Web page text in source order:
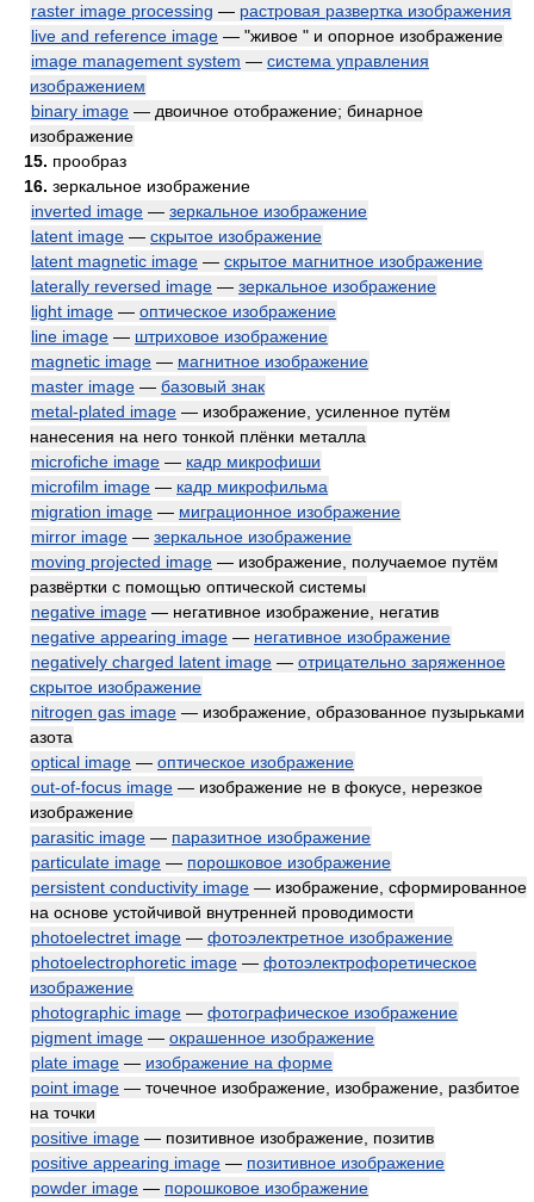
raster image processing — растровая развертка изображения
live and reference image — "живое " и опорное изображение
image management system — система управления
изображением
binary image — двоичное отображение; бинарное
изображение
15. прообраз
16. зеркальное изображение
inverted image — зеркальное изображение
latent image — скрытое изображение
latent magnetic image — скрытое магнитное изображение
laterally reversed image — зеркальное изображение
light image — оптическое изображение
line image — штриховое изображение
magnetic image — магнитное изображение
master image — базовый знак
metal-plated image — изображение, усиленное путём
нанесения на него тонкой плёнки металла
microfiche image — кадр микрофиши
microfilm image — кадр микрофильма
migration image — миграционное изображение
mirror image — зеркальное изображение
moving projected image — изображение, получаемое путём
развёртки с помощью оптической системы
negative image — негативное изображение, негатив
negative appearing image — негативное изображение
negatively charged latent image — отрицательно заряженное
скрытое изображение
nitrogen gas image — изображение, образованное пузырьками
азота
optical image — оптическое изображение
out-of-focus image — изображение не в фокусе, нерезкое
изображение
parasitic image — паразитное изображение
particulate image — порошковое изображение
persistent conductivity image — изображение, сформированное
на основе устойчивой внутренней проводимости
photoelectret image — фотоэлектретное изображение
photoelectrophoretic image — фотоэлектрофоретическое
изображение
photographic image — фотографическое изображение
pigment image — окрашенное изображение
plate image — изображение на форме
point image — точечное изображение, изображение, разбитое
на точки
positive image — позитивное изображение, позитив
positive appearing image — позитивное изображение
powder image — порошковое изображение